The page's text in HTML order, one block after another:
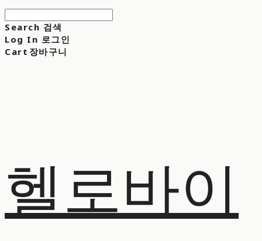
Search 검색
Log In 로그인
Cart 장바구니
헬로바이